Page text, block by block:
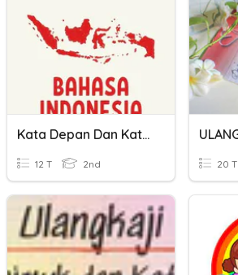
Kata Depan Dan Kata Kerja
12 T 2nd 20 T